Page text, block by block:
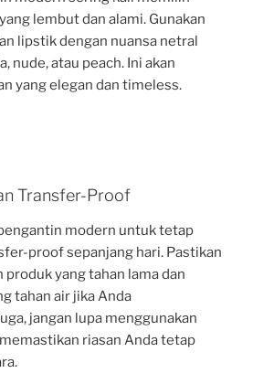
lembut dan alami. Gunakan
lipstik dengan nuansa netral
nude, atau peach. Ini akan
yang elegan dan timeless.
Transfer-Proof
modern untuk tetap
proof sepanjang hari. Pastikan
yang tahan lama dan
tahan air jika Anda
jangan lupa menggunakan
riasan Anda tetap